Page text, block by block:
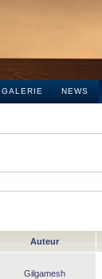
GALERIE NEWS
Auteur
Gilgamesh